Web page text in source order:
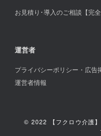
お見積り･導入のご相談【完全
運営者
プライバシーポリシー・広告
運営者情報
© 2022 【フクロウ介護